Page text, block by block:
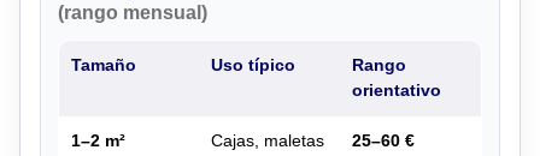
(rango mensual)
Tamaño Uso típico
Rango
orientativo
1–2 m² Cajas, maletas 25–60 €